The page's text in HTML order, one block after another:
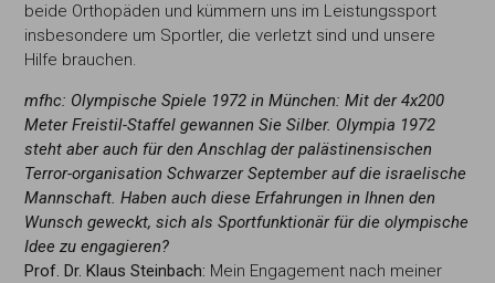
beide Orthopäden und kümmern uns im Leistungssport
insbesondere um Sportler, die verletzt sind und unsere
Hilfe brauchen.
mfhc: Olympische Spiele 1972 in München: Mit der 4x200
Meter Freistil-Staffel gewannen Sie Silber. Olympia 1972
steht aber auch für den Anschlag der palästinensischen
Terror-organisation Schwarzer September auf dieisraelische
Mannschaft. Haben auch diese Erfahrungen in Ihnen den
Wunsch geweckt, sich als Sportfunktionär für die olympische
Idee zu engagieren?
Prof. Dr. Klaus Steinbach: Mein Engagement nach meiner